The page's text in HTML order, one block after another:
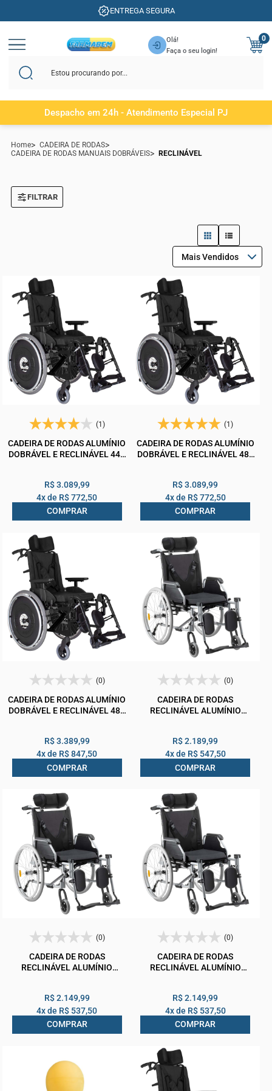
ENTREGA SEGURA
Olá!
Faça o seu login!
0
Despacho em 24h - Atendimento Especial PJ
Home
CADEIRA DE RODAS
CADEIRA DE RODAS MANUAIS DOBRÁVEIS
RECLINÁVEL
FILTRAR
Mais Vendidos
(1)
CADEIRA DE RODAS ALUMÍNIO
DOBRÁVEL E RECLINÁVEL 44L
R$ 3.089,99
4x de R$ 772,50
COMPRAR
(1)
CADEIRA DE RODAS ALUMÍNIO
DOBRÁVEL E RECLINÁVEL 48L
R$ 3.089,99
4x de R$ 772,50
COMPRAR
(0)
CADEIRA DE RODAS ALUMÍNIO
DOBRÁVEL E RECLINÁVEL 48L
R$ 3.389,99
4x de R$ 847,50
COMPRAR
(0)
CADEIRA DE RODAS
RECLINÁVEL ALUMÍNIO
R$ 2.189,99
4x de R$ 547,50
COMPRAR
(0)
CADEIRA DE RODAS
RECLINÁVEL ALUMÍNIO
R$ 2.149,99
4x de R$ 537,50
COMPRAR
(0)
CADEIRA DE RODAS
RECLINÁVEL ALUMÍNIO
R$ 2.149,99
4x de R$ 537,50
COMPRAR